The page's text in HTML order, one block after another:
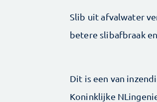
Slib uit afvalwater
betere slibafbraak
Dit is een van
Koninklijke